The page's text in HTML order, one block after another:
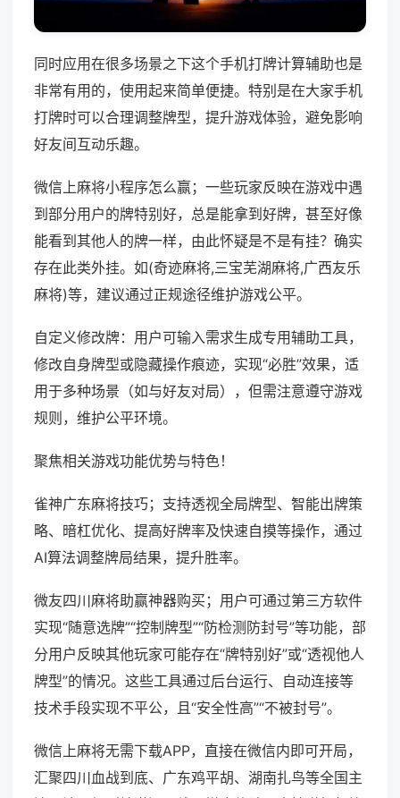
同时应用在很多场景之下这个手机打牌计算辅助也是
非常有用的，使用起来简单便捷。特别是在大家手机
打牌时可以合理调整牌型，提升游戏体验，避免影响
好友间互动乐趣。
微信上麻将小程序怎么赢；一些玩家反映在游戏中遇
到部分用户的牌特别好，总是能拿到好牌，甚至好像
能看到其他人的牌一样，由此怀疑是不是有挂？确实
存在此类外挂。如(奇迹麻将,三宝芜湖麻将,广西友乐
麻将)等，建议通过正规途径维护游戏公平。
自定义修改牌：用户可输入需求生成专用辅助工具，
修改自身牌型或隐藏操作痕迹，实现“必胜”效果，适
用于多种场景（如与好友对局），但需注意遵守游戏
规则，维护公平环境。
聚焦相关游戏功能优势与特色！
雀神广东麻将技巧；支持透视全局牌型、智能出牌策
略、暗杠优化、提高好牌率及快速自摸等操作，通过
AI算法调整牌局结果，提升胜率。
微友四川麻将助赢神器购买；用户可通过第三方软件
实现“随意选牌”“控制牌型”“防检测防封号”等功能，部
分用户反映其他玩家可能存在“牌特别好”或“透视他人
牌型”的情况。这些工具通过后台运行、自动连接等
技术手段实现不平公，且“安全性高”“不被封号”。
微信上麻将无需下载APP，直接在微信内即可开局，
汇聚四川血战到底、广东鸡平胡、湖南扎鸟等全国主